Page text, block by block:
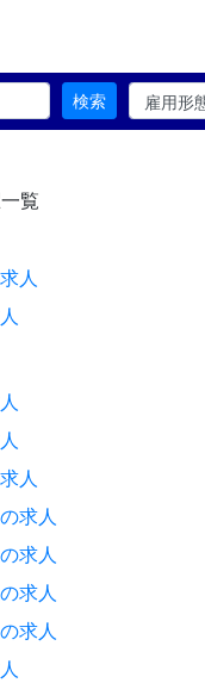
検索
覧
人
人
求人
求人
求人
求人